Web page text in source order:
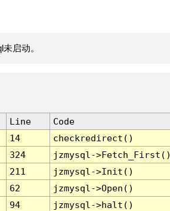
启动。
Line
Code
14
checkredirect()
324
jzmysql-
211
jzmysql->Init()
62
jzmysql->Open()
94
jzmysql->halt()